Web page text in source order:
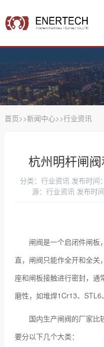
首页>>新闻中心>>行业资讯
杭州明杆闸
分类：行业资讯 发布时间
源：行业资讯 发布
闸阀是一个启闭件闸板
直，闸阀只能作全开和全关
座和闸板接触进行密封，通
磨性，如堆焊1Cr13、STL6
国内生产闸阀的厂家比
要分以下几个大类：